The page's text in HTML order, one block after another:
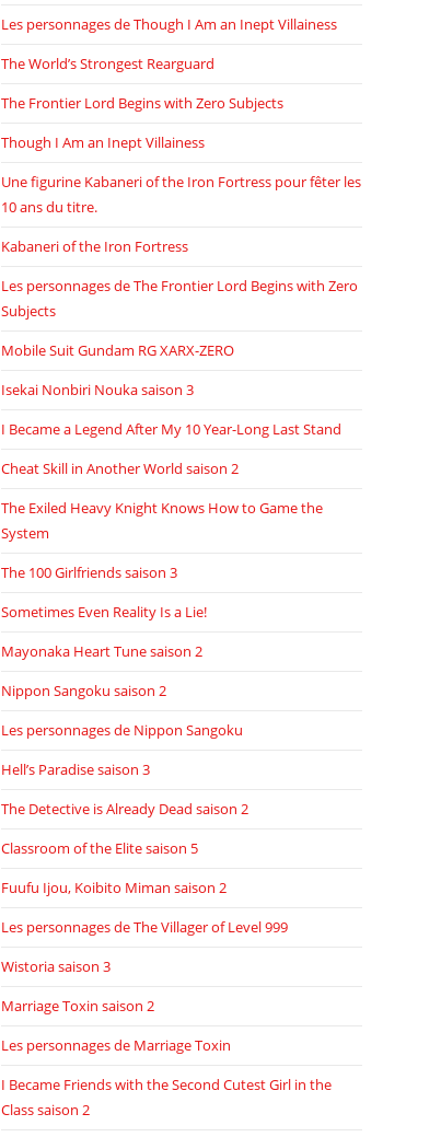
Les personnages de Though I Am an Inept Villainess
The World’s Strongest Rearguard
The Frontier Lord Begins with Zero Subjects
Though I Am an Inept Villainess
Une figurine Kabaneri of the Iron Fortress pour fêter les
10 ans du titre.
Kabaneri of the Iron Fortress
Les personnages de The Frontier Lord Begins with Zero
Subjects
Mobile Suit Gundam RG XARX-ZERO
Isekai Nonbiri Nouka saison 3
I Became a Legend After My 10 Year-Long Last Stand
Cheat Skill in Another World saison 2
The Exiled Heavy Knight Knows How to Game the
System
The 100 Girlfriends saison 3
Sometimes Even Reality Is a Lie!
Mayonaka Heart Tune saison 2
Nippon Sangoku saison 2
Les personnages de Nippon Sangoku
Hell’s Paradise saison 3
The Detective is Already Dead saison 2
Classroom of the Elite saison 5
Fuufu Ijou, Koibito Miman saison 2
Les personnages de The Villager of Level 999
Wistoria saison 3
Marriage Toxin saison 2
Les personnages de Marriage Toxin
I Became Friends with the Second Cutest Girl in the
Class saison 2